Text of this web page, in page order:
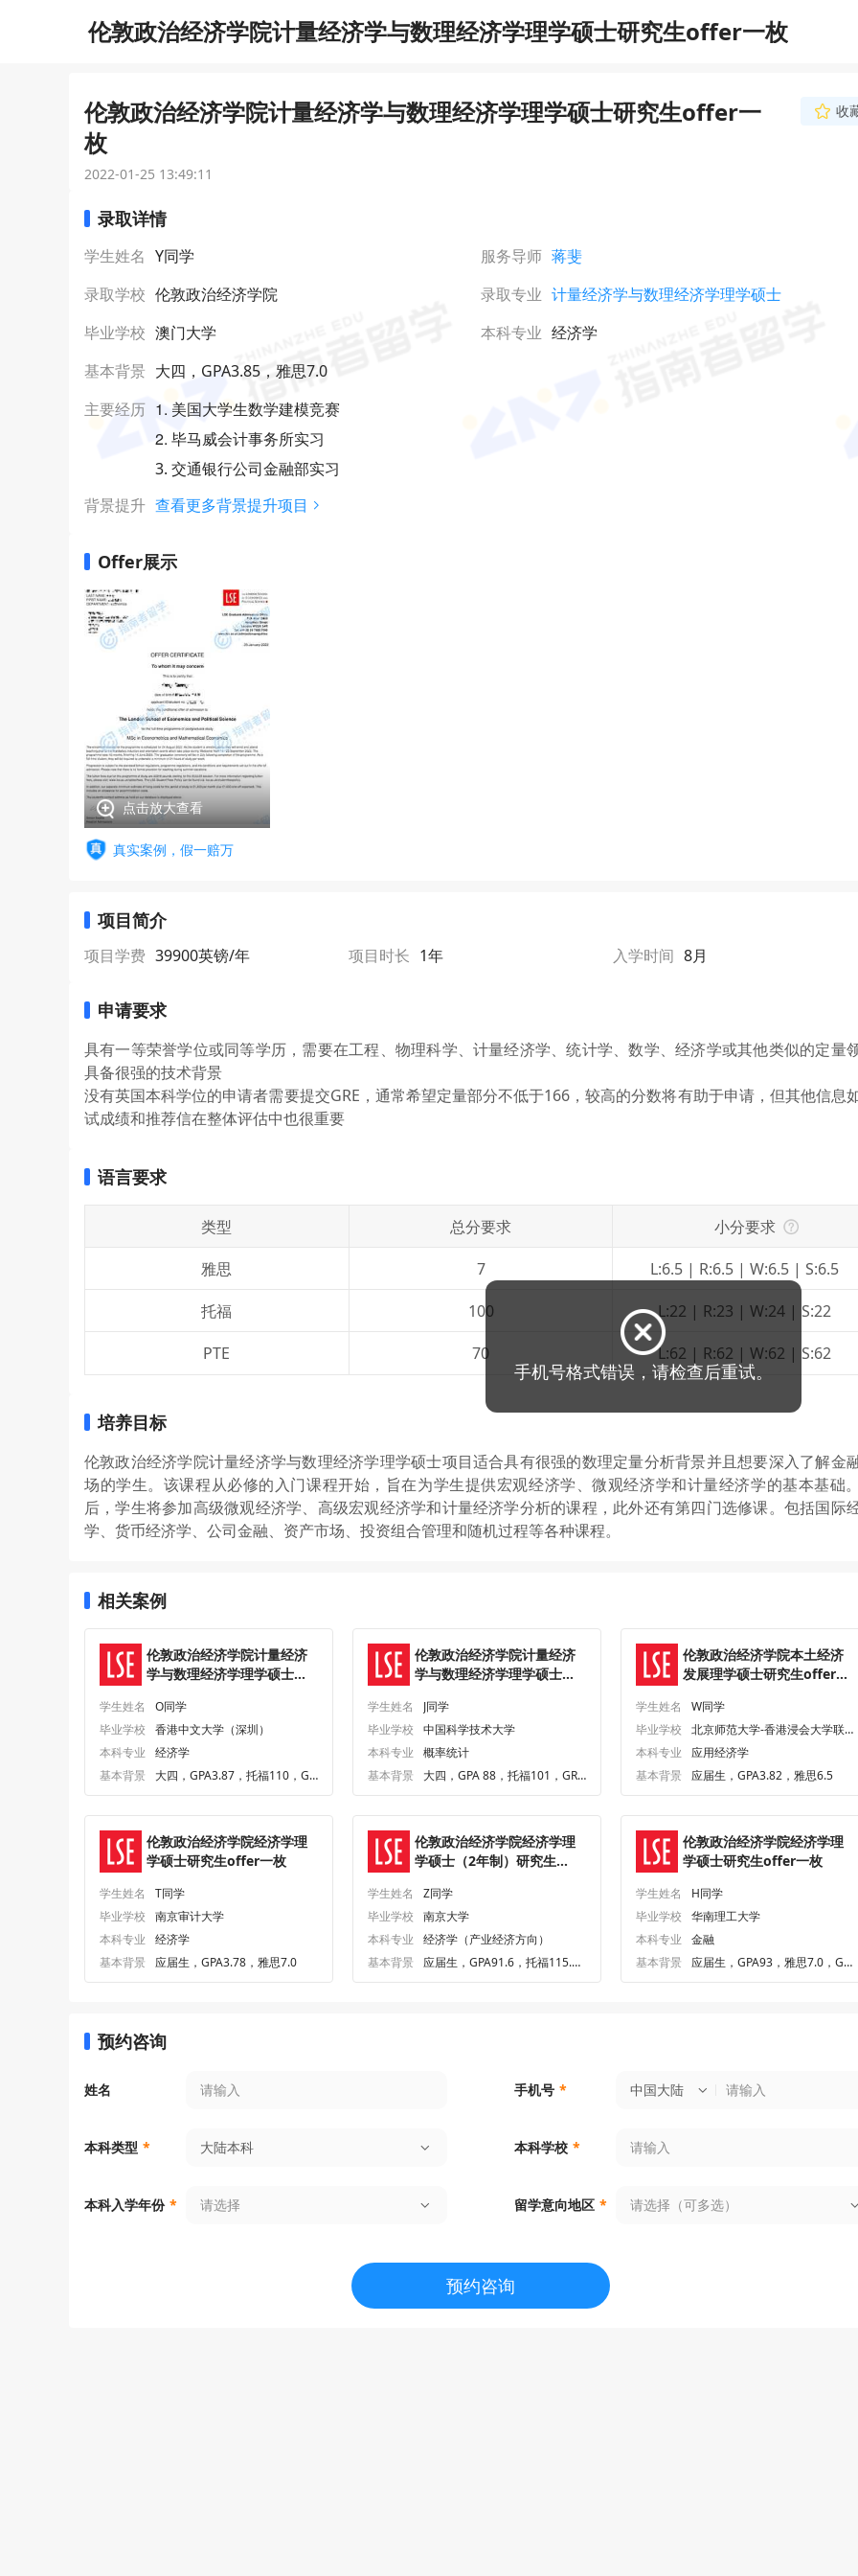
伦敦政治经济学院计量经济学与数理经济学理学硕士研究生offer一枚
伦敦政治经济学院计量经济学与数理经济学理学硕士研究生offer一
枚
收
2022-01-25 13:49:11
录取详情
学生姓名 Y同学 服务导师 蒋斐
录取学校 伦敦政治经济学院 录取专业 计量经济学与数理经济学理学硕士
毕业学校 澳门大学 本科专业 经济学
基本背景 大四，GPA3.85，雅思7.0
主要经历 1. 美国大学生数学建模竞赛
2. 毕马威会计事务所实习
3. 交通银行公司金融部实习
背景提升 查看更多背景提升项目
Offer展示
点击放大查看
真实案例，假一赔万
项目简介
项目学费 39900英镑/年 项目时长 1年 入学时间 8月
申请要求
具有一等荣誉学位或同等学历，需要在工程、物理科学、计量经济学、统计学、数学、经济学或其他类似的定量
具备很强的技术背景
没有英国本科学位的申请者需要提交GRE，通常希望定量部分不低于166，较高的分数将有助于申请，但其他信息
试成绩和推荐信在整体评估中也很重要
语言要求
类型 总分要求
小分要求
雅思
7
L:6.5 | R:6.5 | W:6.5 | S:6.5
托福
100 L:22 | R:23 | W:24 | S:22
PTE 70 L:62 | R:62 | W:62 | S:62
培养目标
伦敦政治经济学院计量经济学与数理经济学理学硕士项目适合具有很强的数理定量分析背景并且想要深入了解金
场的学生。该课程从必修的入门课程开始，旨在为学生提供宏观经济学、微观经济学和计量经济学的基本基础
后，学生将参加高级微观经济学、高级宏观经济学和计量经济学分析的课程，此外还有第四门选修课。包括国际
学、货币经济学、公司金融、资产市场、投资组合管理和随机过程等各种课程。
相关案例
伦敦政治经济学院计量经济
学与数理经济学理学硕士研
学生姓名
O同学
毕业学校
香港中文大学（深圳）
本科专业 经济学
基本背景
大四，GPA3.87，托福110，GR
伦敦政治经济学院计量经济
学与数理经济学理学硕士研
学生姓名
J同学
毕业学校
中国科学技术大学
本科专业 概率统计
基本背景
大四，GPA 88，托福101，GRE
伦敦政治经济学院本土经济
发展理学硕士研究生offer一
学生姓名
W同学
毕业学校
北京师范大学-香港浸会大学联
合国际学院
本科专业 应用经济学
基本背景
应届生，GPA3.82，雅思6.5
伦敦政治经济学院经济学理
学硕士研究生offer一枚
学生姓名
T同学
毕业学校
南京审计大学
本科专业 经济学
基本背景
应届生，GPA3.78，雅思7.0
伦敦政治经济学院经济学理
学硕士（2年制）研究生
学生姓名
Z同学
毕业学校
南京大学
本科专业 经济学（产业经济方向）
基本背景
应届生，GPA91.6，托福115.
伦敦政治经济学院经济学理
学硕士研究生offer一枚
学生姓名
H同学
毕业学校
华南理工大学
本科专业 金融
基本背景
应届生，GPA93，雅思7.0，GR
预约咨询
姓名 手机号 * 中国大陆
本科类型 * 大陆本科 本科学校 *
本科入学年份 * 请选择 留学意向地区 * 请选择（可多选）
预约咨询